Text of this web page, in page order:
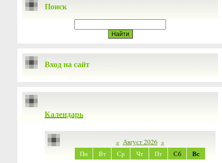
Поиск
Вход на сайт
Календарь
« Август 2026 »
Пн
Вт Ср Чт Пт Сб Вс